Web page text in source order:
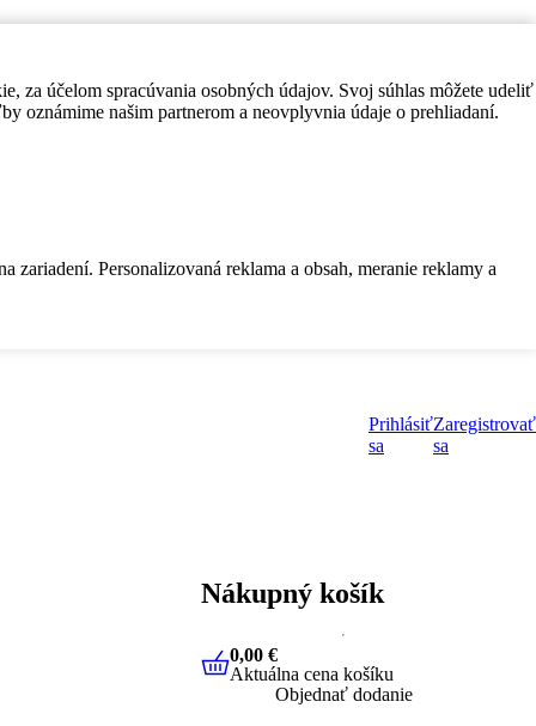
za účelom spracúvania osobných údajov. Svoj súhlas môžete udeliť
oznámime našim partnerom a neovplyvnia údaje o prehliadaní.
Personalizovaná reklama a obsah, meranie reklamy a
Prihlásiť
sa
Zaregistrovať
sa
Nákupný košík
0,00 €Aktuálna cena košíku
0,00 €
Aktuálna cena košíku
Objednať dodanie